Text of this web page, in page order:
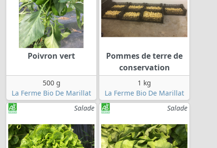
Poivron vert
500 g
La Ferme Bio De Marillat
Pommes de terre de
conservation
1 kg
La Ferme Bio De Marillat
Salade
Salade